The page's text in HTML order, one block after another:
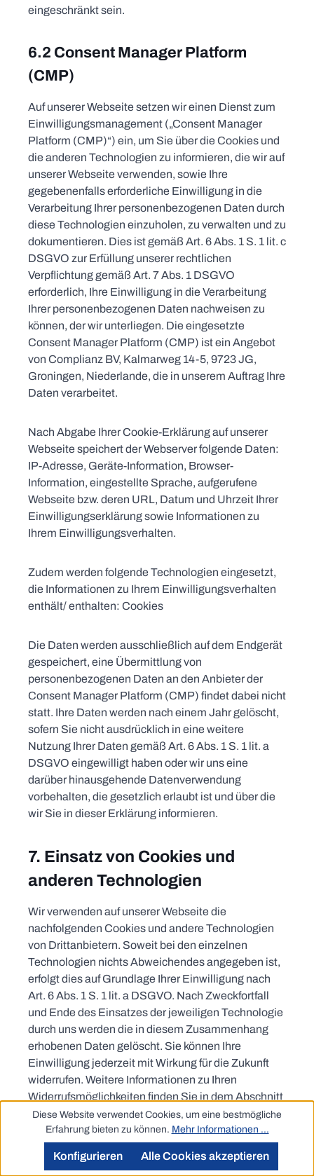
eingeschränkt sein.
6.2 Consent Manager Platform
(CMP)
Auf unserer Webseite setzen wir einen Dienst zum
Einwilligungsmanagement („Consent Manager
Platform (CMP)“) ein, um Sie über die Cookies und
die anderen Technologien zu informieren, die wir auf
unserer Webseite verwenden, sowie Ihre
gegebenenfalls erforderliche Einwilligung in die
Verarbeitung Ihrer personenbezogenen Daten durch
diese Technologien einzuholen, zu verwalten und zu
dokumentieren. Dies ist gemäß Art. 6 Abs. 1 S. 1 lit. c
DSGVO zur Erfüllung unserer rechtlichen
Verpflichtung gemäß Art. 7 Abs. 1 DSGVO
erforderlich, Ihre Einwilligung in die Verarbeitung
Ihrer personenbezogenen Daten nachweisen zu
können, der wir unterliegen. Die eingesetzte
Consent Manager Platform (CMP) ist ein Angebot
von Complianz BV, Kalmarweg 14-5, 9723 JG,
Groningen, Niederlande, die in unserem Auftrag Ihre
Daten verarbeitet.
Nach Abgabe Ihrer Cookie-Erklärung auf unserer
Webseite speichert der Webserver folgende Daten:
IP-Adresse, Geräte-Information, Browser-
Information, eingestellte Sprache, aufgerufene
Webseite bzw. deren URL, Datum und Uhrzeit Ihrer
Einwilligungserklärung sowie Informationen zu
Ihrem Einwilligungsverhalten.
Zudem werden folgende Technologien eingesetzt,
die Informationen zu Ihrem Einwilligungsverhalten
enthält/ enthalten: Cookies
Die Daten werden ausschließlich auf dem Endgerät
gespeichert, eine Übermittlung von
personenbezogenen Daten an den Anbieter der
Consent Manager Platform (CMP) findet dabei nicht
statt. Ihre Daten werden nach einem Jahr gelöscht,
sofern Sie nicht ausdrücklich in eine weitere
Nutzung Ihrer Daten gemäß Art. 6 Abs. 1 S. 1 lit. a
DSGVO eingewilligt haben oder wir uns eine
darüber hinausgehende Datenverwendung
vorbehalten, die gesetzlich erlaubt ist und über die
wir Sie in dieser Erklärung informieren.
7. Einsatz von Cookies und
anderen Technologien
Wir verwenden auf unserer Webseite die
nachfolgenden Cookies und andere Technologien
von Drittanbietern. Soweit bei den einzelnen
Technologien nichts Abweichendes angegeben ist,
erfolgt dies auf Grundlage Ihrer Einwilligung nach
Art. 6 Abs. 1 S. 1 lit. a DSGVO. Nach Zweckfortfall
und Ende des Einsatzes der jeweiligen Technologie
durch uns werden die in diesem Zusammenhang
erhobenen Daten gelöscht. Sie können Ihre
Einwilligung jederzeit mit Wirkung für die Zukunft
widerrufen. Weitere Informationen zu Ihren
Widerrufsmöglichkeiten finden Sie in dem Abschnitt
"Cookies und weitere Technologien". Weitere
Informationen einschließlich der Grundlage unserer
finden Sie bei den einzelnen Technologien. Bei
Diese Website verwendet Cookies, um eine bestmögliche
Erfahrung bieten zu können. Mehr Informationen ...
Konfigurieren Alle Cookies akzeptieren